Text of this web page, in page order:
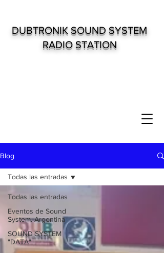
DUBTRONIK SOUND SYSTEM
RADIO STATION
Blog
Todas las entradas
Eventos de Sound
System. Argentina
SOUND SYSTEM
"DATA"
Todas las entradas